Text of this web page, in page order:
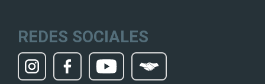
REDES SOCIALES